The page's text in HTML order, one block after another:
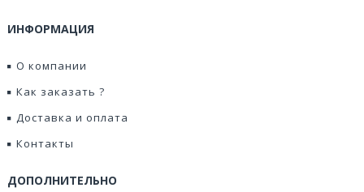
ИНФОРМАЦИЯ
О компании
Как заказать ?
Доставка и оплата
Контакты
ДОПОЛНИТЕЛЬНО